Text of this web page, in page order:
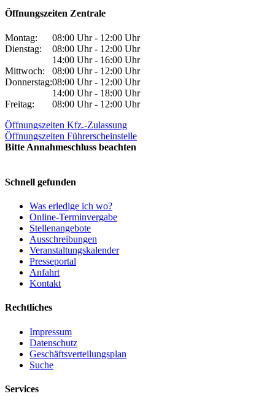
Öffnungszeiten Zentrale
Montag:
08:00 Uhr - 12:00 Uhr
Dienstag:
08:00 Uhr - 12:00 Uhr
14:00 Uhr - 16:00 Uhr
Mittwoch:
08:00 Uhr - 12:00 Uhr
Donnerstag:08:00 Uhr - 12:00 Uhr
14:00 Uhr - 18:00 Uhr
Freitag:
08:00 Uhr - 12:00 Uhr
Öffnungszeiten Kfz.-Zulassung
Öffnungszeiten Führerscheinstelle
Bitte Annahmeschluss beachten
Schnell gefunden
Was erledige ich wo?
Online-Terminvergabe
Stellenangebote
Ausschreibungen
Veranstaltungskalender
Presseportal
Anfahrt
Kontakt
Rechtliches
Impressum
Datenschutz
Geschäftsverteilungsplan
Suche
Services